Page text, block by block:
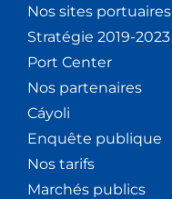
Nos sites portuaires
Stratégie 2019-2023
Port Center
Nos partenaires
Cáyoli
Enquête publique
Nos tarifs
Marchés publics